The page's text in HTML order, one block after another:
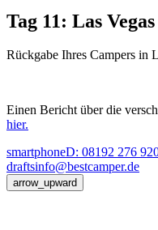
Tag 11: Las Vegas
Rückgabe Ihres Campers in
Einen Bericht über die
hier.
smartphoneD: 08192 276
draftsinfo@bestcamper.de
arrow_upward